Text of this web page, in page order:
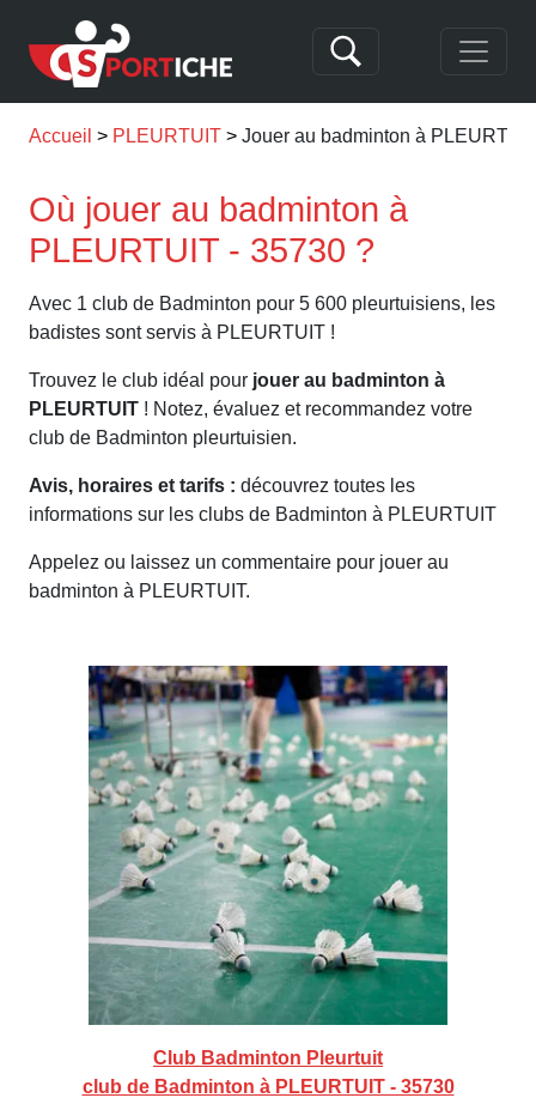
Accueil PLEURTUIT Jouer au badminton à
Où jouer au badminton à
PLEURTUIT - 35730 ?
Avec 1 club de Badminton pour 5 600 pleurtuisiens, les
badistes sont servis à PLEURTUIT !
Trouvez le club idéal pour jouer au badminton à
PLEURTUIT ! Notez, évaluez et recommandez votre
club de Badminton pleurtuisien.
Avis, horaires et tarifs : découvrez toutes les
informations sur les clubs de Badminton à PLEURTUIT
Appelez ou laissez un commentaire pour jouer au
badminton à PLEURTUIT.
Club Badminton Pleurtuit
club de Badminton à PLEURTUIT - 35730